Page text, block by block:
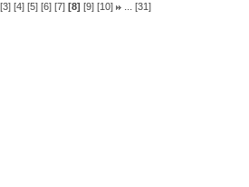
[3] [4] [5] [6] [7] [8] [9] [10] ... [31]